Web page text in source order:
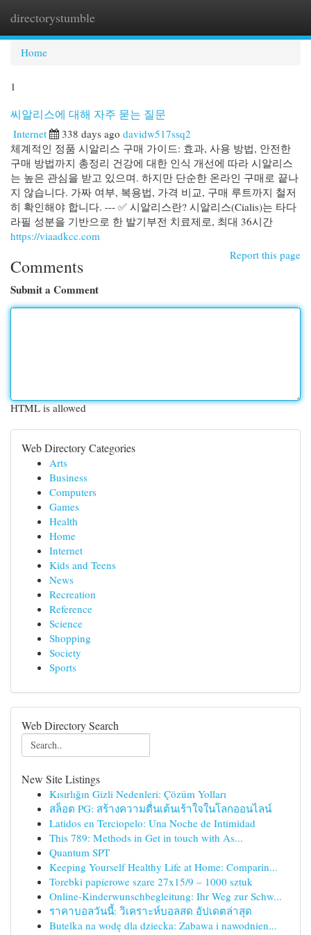
directorystumble
Home
1
씨알리스에 대해 자주 묻는 질문
Internet 338 days ago davidw517ssq2
체계적인 정품 시알리스 구매 가이드: 효과, 사용 방법, 안전한
구매 방법까지 총정리 건강에 대한 인식 개선에 따라 시알리스
는 높은 관심을 받고 있으며. 하지만 단순한 온라인 구매로 끝나
지 않습니다. 가짜 여부, 복용법, 가격 비교, 구매 루트까지 철저
히 확인해야 합니다. --- ✅ 시알리스란? 시알리스(Cialis)는 타다
라필 성분을 기반으로 한 발기부전 치료제로, 최대 36시간
https://viaadkcc.com
Report this page
Comments
Submit a Comment
HTML is allowed
Web Directory Categories
Arts
Business
Computers
Games
Health
Home
Internet
Kids and Teens
News
Recreation
Reference
Science
Shopping
Society
Sports
Web Directory Search
New Site Listings
Kısırlığın Gizli Nedenleri: Çözüm Yolları
สล็อต PG: สร้างความตื่นเต้นเร้าใจในโลกออนไลน์
Latidos en Terciopelo: Una Noche de Intimidad
This 789: Methods in Get in touch with As...
Quantum SPT
Keeping Yourself Healthy Life at Home: Comparin...
Torebki papierowe szare 27x15/9 – 1000 sztuk
Online-Kinderwunschbegleitung: Ihr Weg zur Schw...
ราคาบอลวันนี้: วิเคราะห์บอลสด อัปเดตล่าสุด
Butelka na wodę dla dziecka: Zabawa i nawodnien...